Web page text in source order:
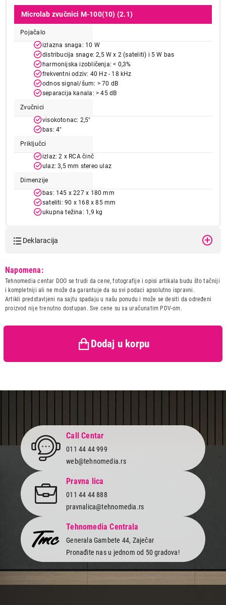
Microlab zvučnici M-100(10) (2.1)
Pojačalo
izlazna snaga: 10 W
distribucija snage: 2,5 W x 2 (sateliti) i 5 W bas
harmonijska izobličenja: < 0,3%
frekventni odziv: 40 Hz - 18 kHz
odnos signal/šum: > 70 dB
separacija kanala: > 45 dB
Zvučnici
visokotonac: 2,5"
bas: 4"
Priključci
izlaz: 2 x RCA činč
ulaz: 3,5 mm stereo ulaz
Dimenzije
bas: 145 x 227 x 180 mm
sateliti: 90 x 168 x 85 mm
ukupna težina: 1,9 kg
Deklaracija
Naziv i vrsta robe:
ZVUCNIK
Uvoznik:
GEMBIRD DOO
Zemlja porekla:
Kina
kupaca po osnovu zakona o
Napomena:
Tehnomedia centar DOO se trudi da cene, fotografije i opisi artikala budu što tačniji
i kompletniji ali ne može da garantuje da su svi podaci apsolutno ispravni.
Artikli predstavljeni na sajtu spadaju u našu ponudu i može se desiti da određeni
proizvod nije trenutno dostupan. Sve cene su sa uračunatim PDV-om.
Dodaj u korpu
3.899,00
ZVUČNICI
Ukupno u korpi:0,00
Nastavi kupovinu
Završi kupovinu
Call Centar
011 44 44 999
web@tehnomedia.rs
Pravna lica
011 44 44 888
pravnalica@tehnomedia.rs
Tehnomedia Centrala
Generala Gambete 44, Zaječar
Pronađite nas u jednom od 50 gradova!